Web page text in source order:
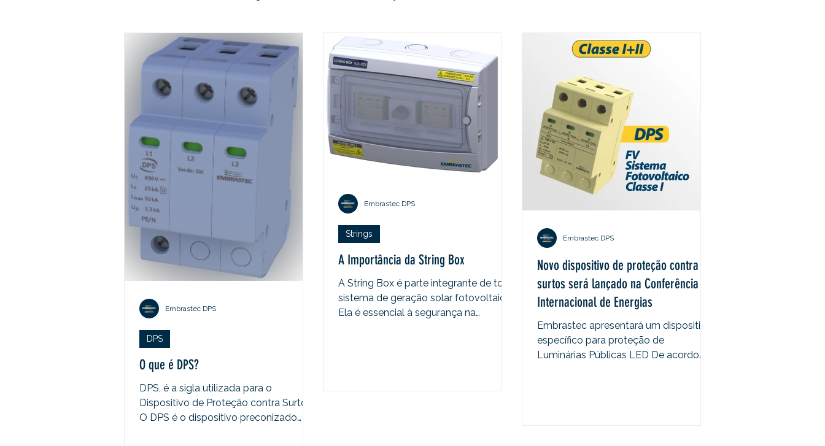
O que é DPS?
DPS, é a sigla utilizada para o
Dispositivo de Proteção contra Surtos.
O DPS é o dispositivo preconizado
DPS
Embrastec DPS
A Importância da String Box
A String Box é parte integrante de todo
sistema de geração solar fotovoltaica.
Ela é essencial à segurança na
Strings
Embrastec DPS
Novo dispositivo de proteção contra
surtos será lançado na Conferência
Internacional de Energias
Embrastec apresentará um dispositivo
específico para proteção de
Luminárias Públicas LED De acordo
Embrastec DPS